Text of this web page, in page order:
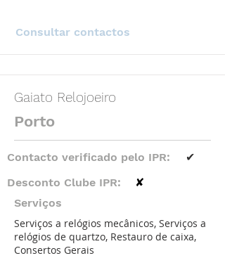
Consultar contactos
Gaiato Relojoeiro
Porto
Contacto verificado pelo IPR:
✔
Desconto Clube IPR:
✘
Serviços
Serviços a relógios mecânicos, Serviços a
relógios de quartzo, Restauro de caixa,
Consertos Gerais